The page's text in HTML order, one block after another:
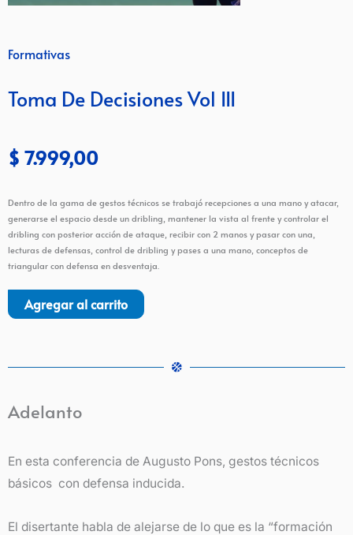
Formativas
Toma De Decisiones Vol III
$ 7.999,00
Dentro de la gama de gestos técnicos se trabajó recepciones a una mano y atacar,
generarse el espacio desde un dribling, mantener la vista al frente y controlar el
dribling con posterior acción de ataque, recibir con 2 manos y pasar con una,
lecturas de defensas, control de dribling y pases a una mano, conceptos de
triangular con defensa en desventaja.
Agregar al carrito
Adelanto
En esta conferencia de Augusto Pons, gestos técnicos
básicos con defensa inducida.
El disertante habla de alejarse de lo que es la “formación